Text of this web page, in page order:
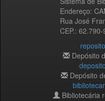
Endereço:
Rua José
CEP.:
Depósito
Depósito
Bibliotecária